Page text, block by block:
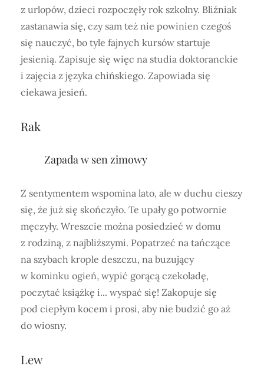
z urlopów, dzieci rozpoczęły rok szkolny. Bliźniak
zastanawia się, czy sam też nie powinien czegoś
się nauczyć, bo tyle fajnych kursów startuje
jesienią. Zapisuje się więc na studia doktoranckie
i zajęcia z języka chińskiego. Zapowiada się
ciekawa jesień.
Rak
Zapada w sen zimowy
Z sentymentem wspomina lato, ale w duchu cieszy
się, że już się skończyło. Te upały go potwornie
męczyły. Wreszcie można posiedzieć w domu
z rodziną, z najbliższymi. Popatrzeć na tańczące
na szybach krople deszczu, na buzujący
w kominku ogień, wypić gorącą czekoladę,
poczytać książkę i... wyspać się! Zakopuje się
pod ciepłym kocem i prosi, aby nie budzić go aż
do wiosny.
Lew